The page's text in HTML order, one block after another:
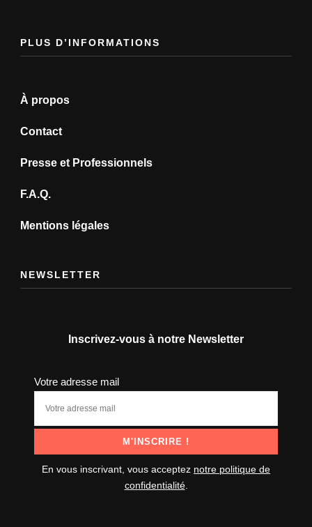
PLUS D’INFORMATIONS
À propos
Contact
Presse et Professionnels
F.A.Q.
Mentions légales
NEWSLETTER
Inscrivez-vous à notre Newsletter
Votre adresse mail
En vous inscrivant, vous acceptez notre politique de
confidentialité.